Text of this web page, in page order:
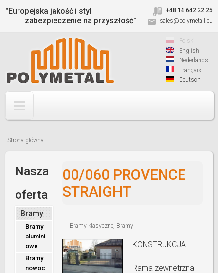
Jump to navigation
"Europejska jakość i styl
zabezpieczenie na przyszłość"
+48 14 642 22 25
sales@polymetall.eu
Polski
English
Nederlands
Français
Deutsch
tutaj
Strona główna
00/060 PROVENCE
STRAIGHT
Bramy klasyczne, Bramy
KONSTRUKCJA:
Rama zewnetrzna
Nasza
oferta
Bramy
Bramy
alumini
owe
Bramy
nowoc